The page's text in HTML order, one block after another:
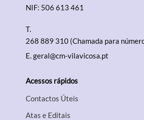
NIF: 506 613 461
T.
268 889 310 (Chamada para
E.geral@cm-vilavicosa.pt
Acessos rápidos
Contactos Úteis
Atas e Editais